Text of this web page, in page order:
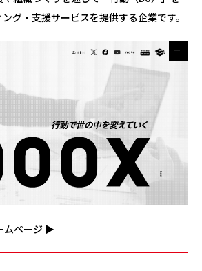
グ・支援サービスを提供する企業です。
ページ ▶